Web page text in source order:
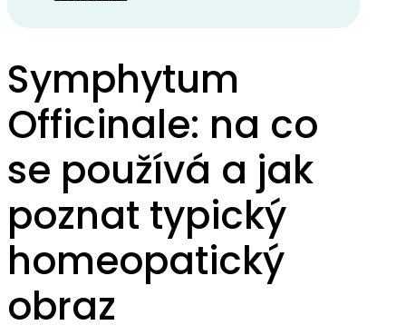
Symphytum
Officinale: na co
se používá a jak
poznat typický
homeopatický
obraz